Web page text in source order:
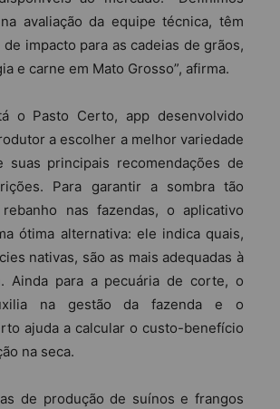
avaliação da equipe técnica, têm
impacto para as cadeias de grãos,
e carne em Mato Grosso”, afirma.
o Pasto Certo, app desenvolvido
a escolher a melhor variedade
suas principais recomendações de
Para garantir a sombra tão
nas fazendas, o aplicativo
ótima alternativa: ele indica quais,
nativas, são as mais adequadas à
Ainda para a pecuária de corte, o
na gestão da fazenda e o
ajuda a calcular o custo-benefício
na seca.
de produção de suínos e frangos